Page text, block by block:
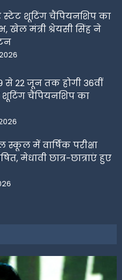
स्टेट शूटिंग चैंपियनशिप का
खेल मंत्री श्रेयसी सिंह ने
से 22 जून तक होगी 36वीं
शूटिंग चैंपियनशिप का
स्कूल में वार्षिक परीक्षा
मेधावी छात्र-छात्राएं हुए